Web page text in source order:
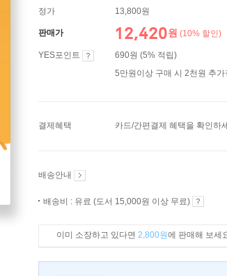
정가 13,800원
판매가 12,420원 (10% 할인)
YES포인트
690원 (5% 적립)
5만원이상 구매 시 2천원 추가
결제혜택 카드/간편결제 혜택을 확인하
배송안내
배송비 : 유료 (도서 15,000원 이상 무료)
이미 소장하고 있다면 2,800원에 판매해 보세